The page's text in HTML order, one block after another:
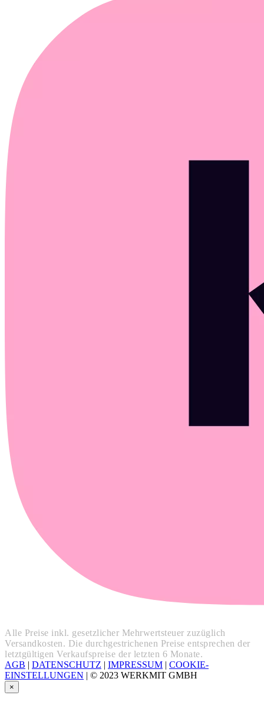
Alle Preise inkl. gesetzlicher Mehrwertsteuer zuzüglich
Versandkosten. Die durchgestrichenen Preise entsprechen der
letztgültigen Verkaufspreise der letzten 6 Monate.
AGB | DATENSCHUTZ | IMPRESSUM | COOKIE-
EINSTELLUNGEN | © 2023 WERKMIT GMBH
×